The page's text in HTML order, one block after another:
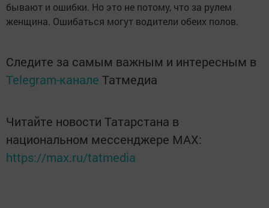
бывают и ошибки. Но это не потому, что за рулем
женщина. Ошибаться могут водители обеих полов.
Следите за самым важным и интересным в
Telegram-канале Татмедиа
Читайте новости Татарстана в
национальном мессенджере MАХ:
https://max.ru/tatmedia